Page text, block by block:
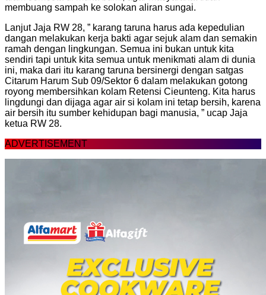
membuang sampah ke solokan aliran sungai.
Lanjut Jaja RW 28, ” karang taruna harus ada kepedulian
dangan melakukan kerja bakti agar sejuk alam dan semakin
ramah dengan lingkungan. Semua ini bukan untuk kita
sendiri tapi untuk kita semua untuk menikmati alam di dunia
ini, maka dari itu karang taruna bersinergi dengan satgas
Citarum Harum Sub 09/Sektor 6 dalam melakukan gotong
royong membersihkan kolam Retensi Cieunteng. Kita harus
lingdungi dan dijaga agar air si kolam ini tetap bersih, karena
air bersih itu sumber kehidupan bagi manusia, ” ucap Jaja
ketua RW 28.
ADVERTISEMENT